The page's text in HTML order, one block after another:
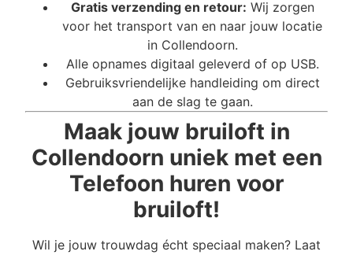
Gratis verzending en retour: Wij zorgen
voor het transport van en naar jouw locatie
in Collendoorn.
Alle opnames digitaal geleverd of op USB.
Gebruiksvriendelijke handleiding om direct
aan de slag te gaan.
Maak jouw bruiloft in
Collendoorn uniek met een
Telefoon huren voor
bruiloft!
Wil je jouw trouwdag écht speciaal maken? Laat